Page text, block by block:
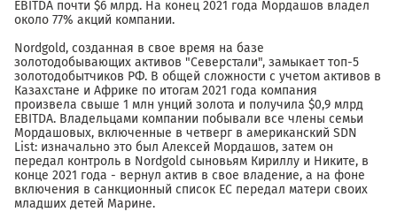
EBITDA почти $6 млрд. На конец 2021 года Мордашов владел
около 77% акций компании.
Nordgold, созданная в свое время на базе
золотодобывающих активов "Северстали", замыкает топ-5
золотодобытчиков РФ. В общей сложности с учетом активов в
Казахстане и Африке по итогам 2021 года компания
произвела свыше 1 млн унций золота и получила $0,9 млрд
EBITDA. Владельцами компании побывали все члены семьи
Мордашовых, включенные в четверг в американский SDN
List: изначально это был Алексей Мордашов, затем он
передал контроль в Nordgold сыновьям Кириллу и Никите, в
конце 2021 года - вернул актив в свое владение, а на фоне
включения в санкционный список ЕС передал матери своих
младших детей Марине.